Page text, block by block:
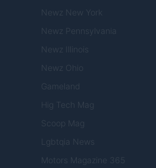
Newz New York
Newz Pennsylvania
Newz Illinois
Newz Ohio
Gameland
Hig Tech Mag
Scoop Mag
Lgbtqia News
Motors Magazine 365